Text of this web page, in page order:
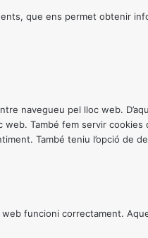
que ens permet obtenir
navegueu pel lloc web.
També fem servir
També teniu l’opció
funcioni correctament.